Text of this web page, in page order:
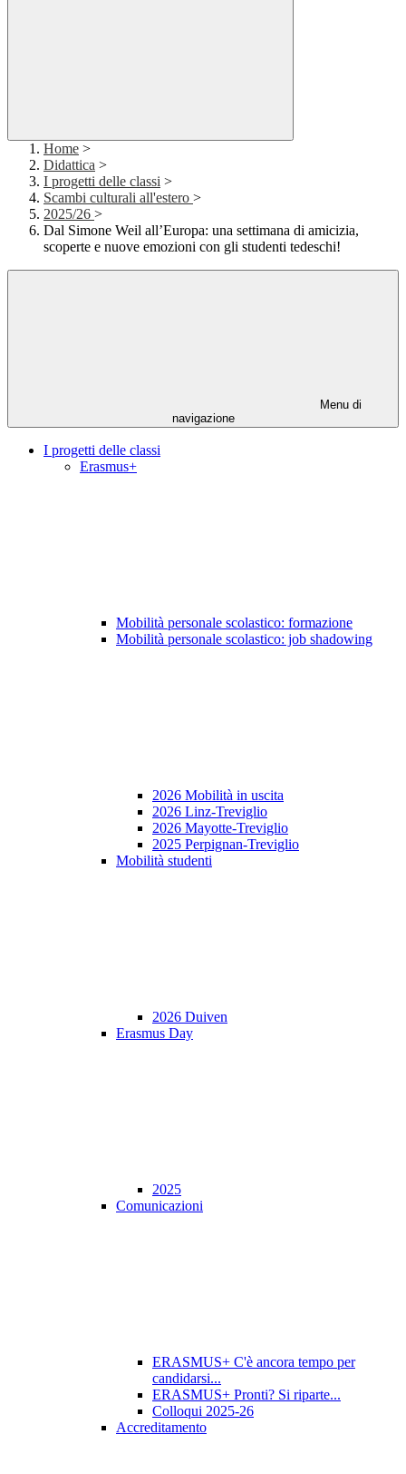
Home >
Didattica >
I progetti delle classi >
Scambi culturali all'estero >
2025/26 >
Dal Simone Weil all’Europa: una settimana di amicizia,
scoperte e nuove emozioni con gli studenti tedeschi!
Menu di
navigazione
I progetti delle classi
Erasmus+
Mobilità personale scolastico: formazione
Mobilità personale scolastico: job shadowing
2026 Mobilità in uscita
2026 Linz-Treviglio
2026 Mayotte-Treviglio
2025 Perpignan-Treviglio
Mobilità studenti
2026 Duiven
Erasmus Day
2025
Comunicazioni
ERASMUS+ C'è ancora tempo per
candidarsi...
ERASMUS+ Pronti? Si riparte...
Colloqui 2025-26
Accreditamento